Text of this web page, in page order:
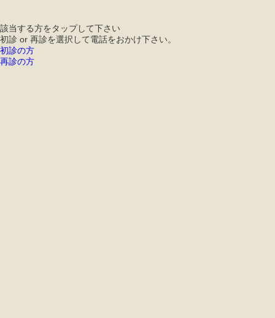
該当する方をタップして下さい
初診 or 再診を選択して電話をおかけ下さい。
初診の方
再診の方